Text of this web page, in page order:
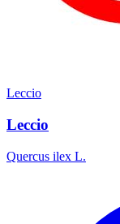
Leccio
Leccio
Quercus ilex L.